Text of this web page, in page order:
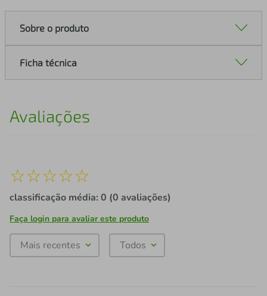
Sobre o produto
Ficha técnica
Avaliações
☆☆☆☆☆
classificação média: 0 (0 avaliações)
Faça login para avaliar este produto
Mais recentes Todos